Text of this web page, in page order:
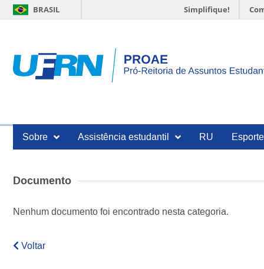
BRASIL Simplifique!
Sobre Assistência estudantil RU
Documento
Nenhum documento foi encontrado nesta categoria.
Voltar